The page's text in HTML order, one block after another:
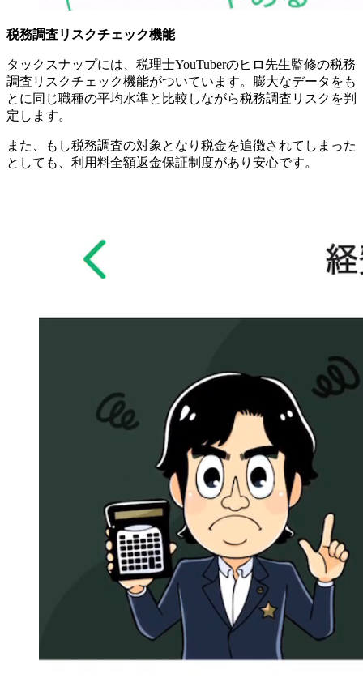
税務調査リスクチェック機能
タックスナップには、税理士YouTuberのヒロ先生監修の税務
調査リスクチェック機能がついています。膨大なデータをも
とに同じ職種の平均水準と比較しながら税務調査リスクを判
定します。
また、もし税務調査の対象となり税金を追徴されてしまった
としても、利用料全額返金保証制度があり安心です。